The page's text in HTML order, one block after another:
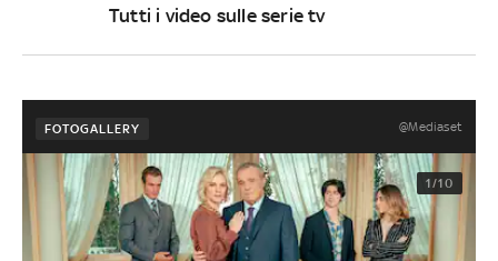
Tutti i video sulle serie tv
FOTOGALLERY @Mediaset
1/10